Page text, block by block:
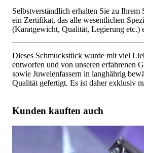
Selbstverständlich erhalten Sie zu Ihrem
ein Zertifikat, das alle wesentlichen
(Karatgewicht, Qualität, Legierung etc.)
Dieses Schmuckstück wurde mit viel
entworfen und von unseren erfahrenen
sowie Juwelenfassern in langhährig
Qualität gefertigt. Es ist daher exklusiv
Kunden kauften auch
Bildschöner Multicolor Edelstein Ring